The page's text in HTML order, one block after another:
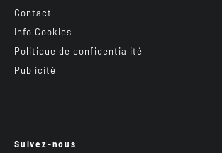
Contact
Info Cookies
Politique de confidentialité
Publicité
Suivez-nous